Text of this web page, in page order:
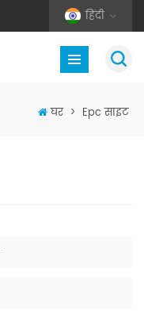
हिंदी
घर > Epc साइट